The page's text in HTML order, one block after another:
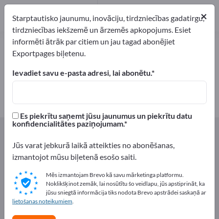
Mežsaimniecības instrumenti –
atrodiet ražotājus un piegādātājus
Ražotājs5
Exportpages
Lauksaimniecība un mežsaimniecība
Mežsaimniecības instrumenti
Reklāmējieties bez maksas
Exportpages!
Pieprasījumi – Piedāvājumi – Lietotas preces – Biznesa
×
Starptautisko jaunumu, inovāciju, tirdzniecības gadatirgu,
tirdzniecības iekšzemē un ārzemēs apkopojums. Esiet
informēti ātrāk par citiem un jau tagad abonējiet
Exportpages biļetenu.
Ievadiet savu e-pasta adresi, lai abonētu.
Es piekrītu saņemt jūsu jaunumus un piekrītu datu
konfidencialitātes paziņojumam.
Jūs varat jebkurā laikā atteikties no abonēšanas,
izmantojot mūsu biļetenā esošo saiti.
Mēs izmantojam Brevo kā savu mārketinga platformu.
Noklikšķinot zemāk, lai nosūtītu šo veidlapu, jūs apstiprināt, ka
jūsu sniegtā informācija tiks nodota Brevo apstrādei saskaņā ar
lietošanas noteikumiem.